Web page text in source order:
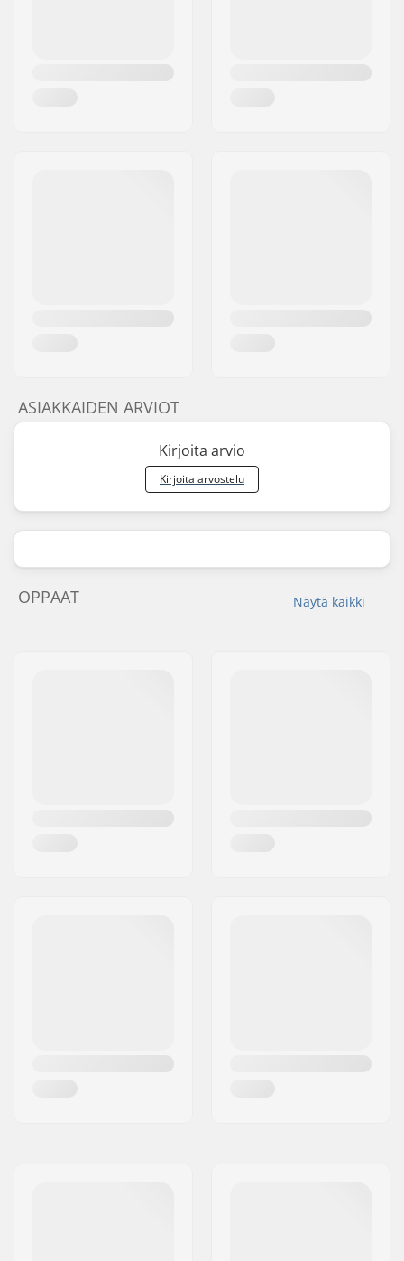
ASIAKKAIDEN ARVIOT
Kirjoita arvio
Kirjoita arvostelu
Näytä kaikki
OPPAAT